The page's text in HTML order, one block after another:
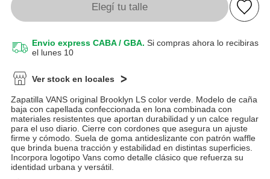
Elegí tu talle
Envio express CABA / GBA. Si compras ahora lo recibiras
el lunes 10
Ver stock en locales
Zapatilla VANS original Brooklyn LS color verde. Modelo de caña
baja con capellada confeccionada en lona combinada con
materiales resistentes que aportan durabilidad y un calce regular
para el uso diario. Cierre con cordones que asegura un ajuste
firme y cómodo. Suela de goma antideslizante con patrón waffle
que brinda buena tracción y estabilidad en distintas superficies.
Incorpora logotipo Vans como detalle clásico que refuerza su
identidad urbana y versátil.